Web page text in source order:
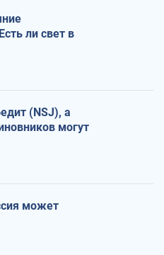
ли свет в
(NSJ), а
могут
может